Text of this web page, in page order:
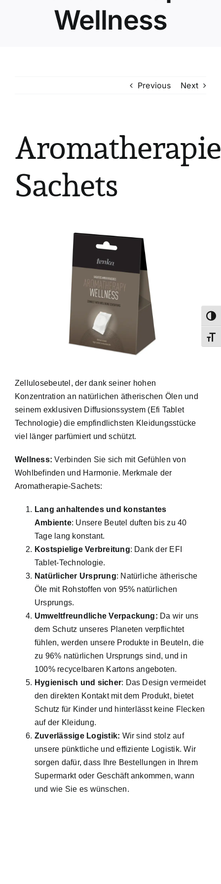
Wellness
Previous Next
Sachets
Zellulosebeutel, der dank seiner hohen
Konzentration an natürlichen ätherischen Ölen und
seinem exklusiven Diffusionssystem (Efi Tablet
Technologie) die empfindlichsten Kleidungsstücke
viel länger parfümiert und schützt.
Wellness: Verbinden Sie sich mit Gefühlen von
Wohlbefinden und Harmonie. Merkmale der
Aromatherapie-Sachets:
Lang anhaltendes und konstantes
Ambiente: Unsere Beutel duften bis zu 40
Tage lang konstant.
Kostspielige Verbreitung: Dank der EFI
Tablet-Technologie.
Natürlicher Ursprung: Natürliche ätherische
Öle mit Rohstoffen von 95% natürlichen
Ursprungs.
Umweltfreundliche Verpackung: Da wir uns
dem Schutz unseres Planeten verpflichtet
fühlen, werden unsere Produkte in Beuteln, die
zu 96% natürlichen Ursprungs sind, und in
100% recycelbaren Kartons angeboten.
Hygienisch und sicher: Das Design vermeidet
den direkten Kontakt mit dem Produkt, bietet
Schutz für Kinder und hinterlässt keine Flecken
auf der Kleidung.
Zuverlässige Logistik: Wir sind stolz auf
unsere pünktliche und effiziente Logistik. Wir
sorgen dafür, dass Ihre Bestellungen in Ihrem
Supermarkt oder Geschäft ankommen, wann
und wie Sie es wünschen.